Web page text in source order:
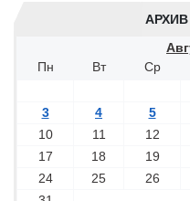
Пн
Вт Ср
3
4 5
10
11 12
17
18 19
24
25 26